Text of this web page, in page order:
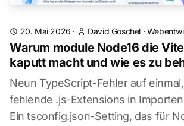
20. Mai 2026 · David Göschel ·
Warum module Node16 die
kaputt macht und wie es zu
Neun TypeScript-Fehler auf
fehlende .js-Extensions in
Ein tsconfig.json-Setting, das für